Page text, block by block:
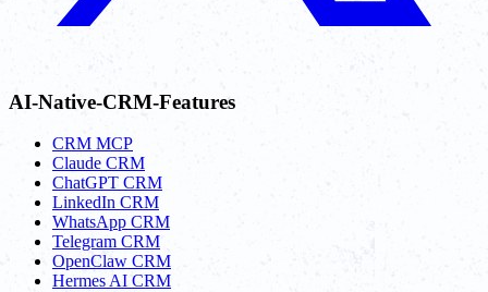
AI-Native-CRM-Features
CRM MCP
Claude CRM
ChatGPT CRM
LinkedIn CRM
WhatsApp CRM
Telegram CRM
OpenClaw CRM
Hermes AI CRM